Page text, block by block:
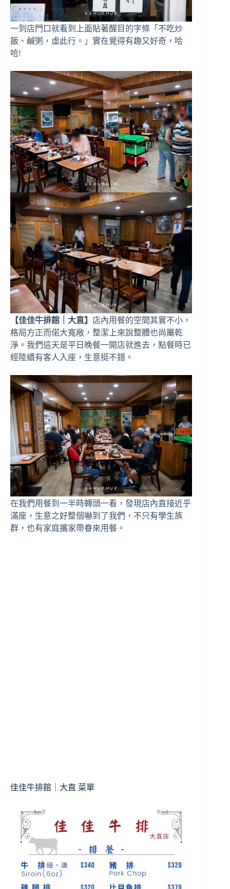
一到店門口就看到上面貼著醒目的字條「不吃炒
飯、鹹粥，虛此行。」實在覺得有趣又好奇，哈
哈!
【佳佳牛排館｜大直】 店內用餐的空間其實不小，
格局方正而偌大寬敞，整潔上來說整體也尚屬乾
淨。我們這天是平日晚餐一開店就進去，點餐時已
經陸續有客人入座，生意挺不錯。
在我們用餐到一半時轉頭一看，發現店內直接近乎
滿座，生意之好整個嚇到了我們，不只有學生族
群，也有家庭攜家帶眷來用餐。
佳佳牛排館｜大直 菜單